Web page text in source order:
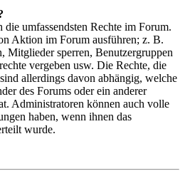
die umfassendsten Rechte im Forum.
Aktion im Forum ausführen; z. B.
Mitglieder sperren, Benutzergruppen
vergeben usw. Die Rechte, die
allerdings davon abhängig, welche
des Forums oder ein anderer
Administratoren können auch volle
haben, wenn ihnen das
wurde.